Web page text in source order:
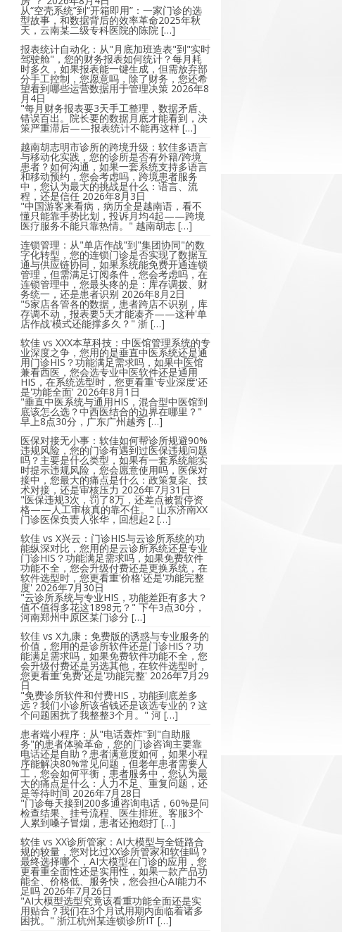
从“空壳系统”到“开箱即用”：一家门诊的选
型故事，和数据背后的效率革命2025年秋
天，云南某二级专科医院的陈院 […]
报表统计自动化：从"月底加班造表"到"实时
驾驶舱"，您的财务报表如何统计？每月耗
时多久，如果报表能一键生成，但需放弃部
分手工控制，您愿意吗，除了财务，您还希
望看到哪些运营数据用于管理决策 2026年8
月4日
"每月财务报表要3天手工整理，数据矛盾、
错误百出。院长要的数据月底才能看到，决
策严重滞后——报表统计不能再这样 […]
越南胡志明市诊所的跨境升级：软佳多语言
与移动化实践，您的诊所是否有外籍/跨境
患者？如何沟通，如果一套系统支持多语言
和移动预约，您会考虑吗，跨境患者服务
中，您认为最大的挑战是什么：语言、流
程，还是信任 2026年8月3日
"中国游客来看病，病历全是越南语，看不
懂只能靠手势比划，投诉月均4起——跨境
医疗服务不能只靠热情。" 越南胡志 […]
连锁管理：从"单店作战"到"集团协同"的数
字化转型，您的连锁门诊是否实现了数据互
通与供应链协同，如果系统能免费开通连锁
管理，但需满足订阅条件，您会考虑吗，在
连锁管理中，您最头疼的是：库存调拨、财
务统一，还是患者识别 2026年8月2日
"5家店各管各的数据，患者跨店不识别，库
存调不动，报表要5天才能凑齐——这种'单
店作战'模式还能撑多久？" 浙 […]
软佳 vs XXX本草科技：中医馆管理系统的专
业深度之争，您用的是垂直中医系统还是通
用门诊HIS？功能满足需求吗，如果中医馆
兼看西医，您会选专业中医软件还是通用
HIS，在系统选型时，您更看重'专业深度'还
是'功能全面' 2026年8月1日
"垂直中医系统与通用HIS，混合型中医馆到
底该怎么选？中西医结合的边界在哪里？"
早上8点30分，广东广州越秀 […]
医保对接无小事：软佳如何帮诊所规避90%
违规风险，您的门诊有遇到过医保违规问题
吗？主要是什么类型，如果有一套系统能实
时提示违规风险，您会愿意使用吗，医保对
接中，您最大的痛点是什么：政策复杂、技
术对接，还是审核压力 2026年7月31日
"医保违规3次，罚了8万，还差点被暂停资
格——人工审核真的靠不住。" 山东济南XX
门诊医保负责人张华，回想起2 […]
软佳 vs X兴云：门诊HIS与云诊所系统的功
能纵深对比，您用的是云诊所系统还是专业
门诊HIS？功能满足需求吗，如果免费软件
功能不全，您会升级付费还是更换系统，在
软件选型时，您更看重'价格'还是'功能完整
度' 2026年7月30日
"云诊所系统与专业HIS，功能差距有多大？
值不值得多花这1898元？" 下午3点30分，
河南郑州中原区某门诊分 […]
软佳 vs X九康：免费版的诱惑与专业服务的
价值，您用的是诊所软件还是门诊HIS？功
能满足需求吗，如果免费软件功能不全，您
会升级付费还是另选其他，在软件选型时，
您更看重'免费'还是'功能完整' 2026年7月29
日
"免费诊所软件和付费HIS，功能到底差多
远？我们小诊所该省钱还是该选专业的？这
个问题困扰了我整整3个月。" 河 […]
患者端小程序：从"电话轰炸"到"自助服
务"的患者体验革命，您的门诊咨询主要靠
电话还是自助？患者满意度如何，如果小程
序能解决80%常见问题，但老年患者需要人
工，您会如何平衡，患者服务中，您认为最
大的痛点是什么：人力不足、重复问题，还
是等待时间 2026年7月28日
"门诊每天接到200多通咨询电话，60%是问
检查结果、挂号流程、医生排班。客服3个
人累到嗓子冒烟，患者还抱怨打 […]
软佳 vs XX诊所管家：AI大模型与全链路合
规的较量，您对比过XX诊所管家和软佳吗？
最终选择哪个，AI大模型在门诊的应用，您
更看重全面性还是实用性，如果一款产品功
能全、价格低、服务快，您会担心AI能力不
足吗 2026年7月26日
"AI大模型选型究竟该看重功能全面还是实
用贴合？我们在3个月试用期内面临着诸多
困扰。" 浙江杭州某连锁诊所IT […]